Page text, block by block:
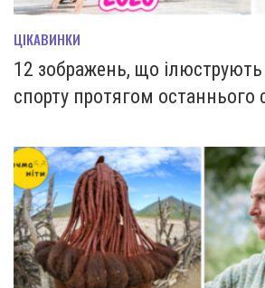
ЦІКАВИНКИ
12 зображень, що ілюструють
спорту протягом останнього